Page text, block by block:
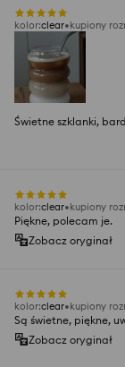
kolor:clear kupiony
Świetne szklanki,
kolor:clear kupiony
Piękne, polecam je.
Zobacz oryginał
kolor:clear kupiony
Są świetne, piękne,
Zobacz oryginał